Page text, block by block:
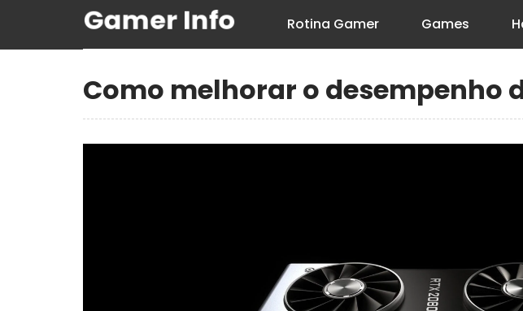
Rotina Gamer Games
Como melhorar o desempenho